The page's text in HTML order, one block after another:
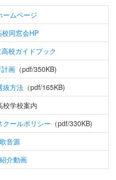
ームページ
同窓会HP
校ガイドブック
画（pdf/350KB)
抜方法（pdf/165KB)
校学校案内
クールポリシー （pdf/330KB)
音源
介動画